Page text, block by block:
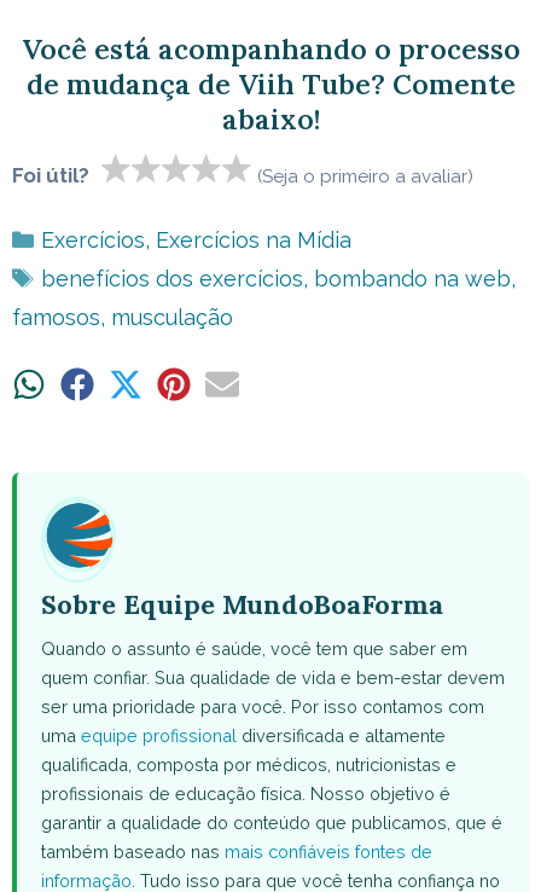
Você está acompanhando o processo
de mudança de Viih Tube? Comente
abaixo!
Foi útil? (Seja o primeiro a avaliar)
Categorias
Exercícios, Exercícios na Mídia
Tags
benefícios dos exercícios, bombando na web,
famosos, musculação
ShareShare ShareShareShare
Sobre Equipe MundoBoaForma
Quando o assunto é saúde, você tem que saber em
quem confiar. Sua qualidade de vida e bem-estar devem
ser uma prioridade para você. Por isso contamos com
uma equipe profissional diversificada e altamente
qualificada, composta por médicos, nutricionistas e
profissionais de educação física. Nosso objetivo é
garantir a qualidade do conteúdo que publicamos, que é
também baseado nas mais confiáveis fontes de
informação . Tudo isso para que você tenha confiança no